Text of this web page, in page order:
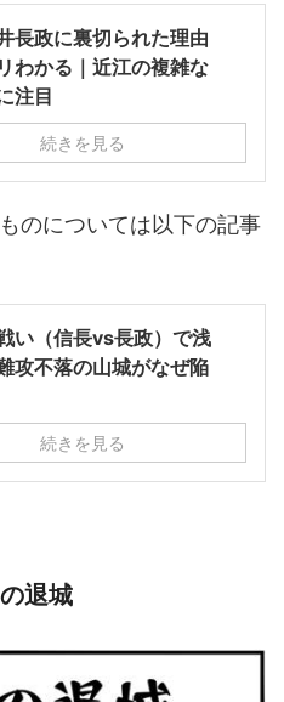
長政に裏切られた理由
わかる｜近江の複雑な
注目
続きを見る
のについては以下の記事
い（信長vs長政）で浅
攻不落の山城がなぜ陥
続きを見る
退城